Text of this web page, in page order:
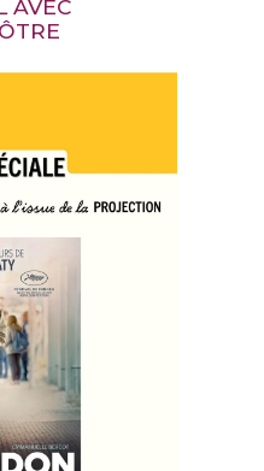
AVEC